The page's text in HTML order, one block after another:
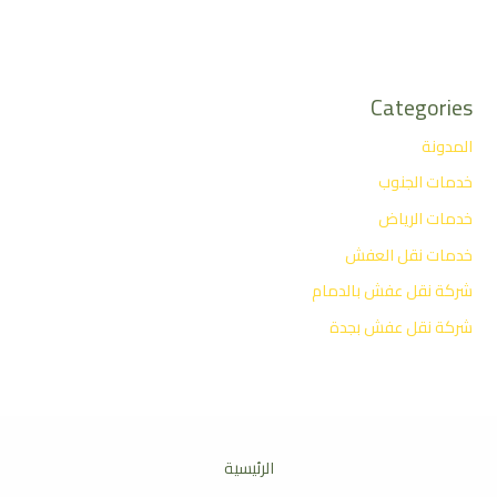
Categories
المدونة
خدمات الجنوب
خدمات الرياض
خدمات نقل العفش
شركة نقل عفش بالدمام
شركة نقل عفش بجدة
الرئيسية